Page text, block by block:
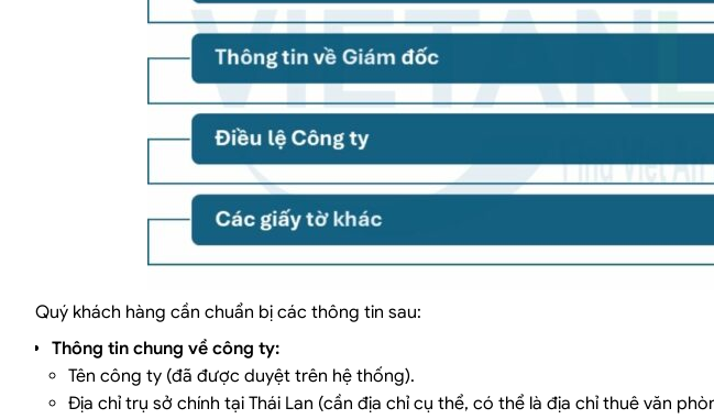
Quý khách hàng cần chuẩn bị các thông tin sau:
Thông tin chung về công ty:
Tên công ty (đã được duyệt trên hệ thống).
Địa chỉ trụ sở chính tại Thái Lan (cần địa chỉ cụ thể, có thể là địa chỉ thuê văn